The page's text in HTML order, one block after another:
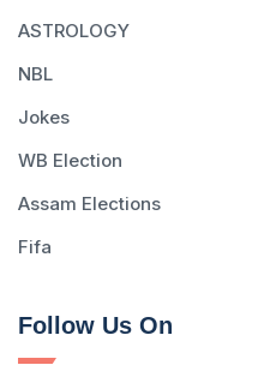
ASTROLOGY
NBL
Jokes
WB Election
Assam Elections
Fifa
Follow Us On